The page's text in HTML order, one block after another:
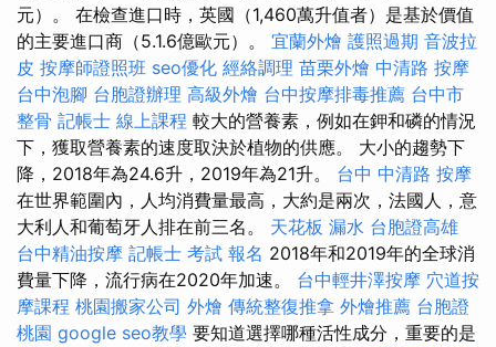
元）。 在檢查進口時，英國（1,460萬升值者）是基於價值
的主要進口商（5.1.6億歐元）。 宜蘭外燴 護照過期 音波拉
皮 按摩師證照班 seo優化 經絡調理 苗栗外燴 中清路 按摩
台中泡腳 台胞證辦理 高級外燴 台中按摩排毒推薦 台中市
整骨 記帳士 線上課程 較大的營養素，例如在鉀和磷的情況
下，獲取營養素的速度取決於植物的供應。 大小的趨勢下
降，2018年為24.6升，2019年為21升。 台中 中清路 按摩
在世界範圍內，人均消費量最高，大約是兩次，法國人，意
大利人和葡萄牙人排在前三名。 天花板 漏水 台胞證高雄
台中精油按摩 記帳士 考試 報名 2018年和2019年的全球消
費量下降，流行病在2020年加速。 台中輕井澤按摩 穴道按
摩課程 桃園搬家公司 外燴 傳統整復推拿 外燴推薦 台胞證
桃園 google seo教學 要知道選擇哪種活性成分，重要的是